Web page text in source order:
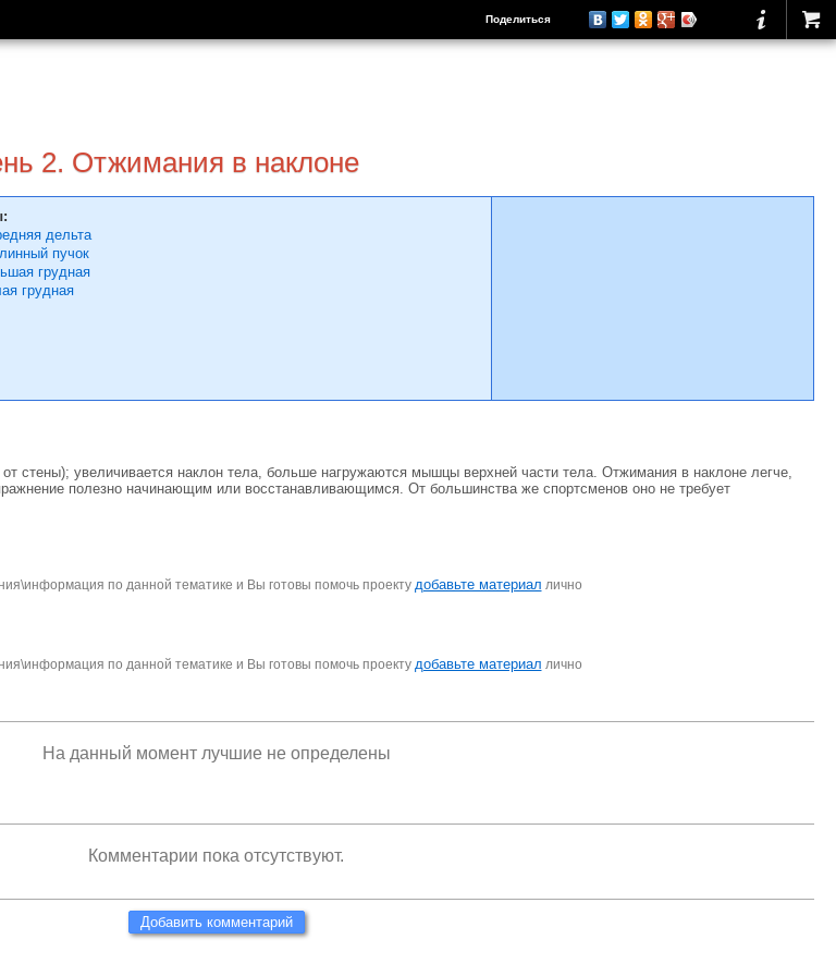
Поделиться
2. Отжимания в наклоне
дельта
пучок
грудная
грудная
стены); увеличивается наклон тела, больше нагружаются мышцы верхней части тела. Отжимания в наклоне легче,
полезно начинающим или восстанавливающимся. От большинства же спортсменов оно не требует
по данной тематике и Вы готовы помочь проекту добавьте материал лично
по данной тематике и Вы готовы помочь проекту добавьте материал лично
На данный момент лучшие не определены
Комментарии пока отсутствуют.
Добавить комментарий